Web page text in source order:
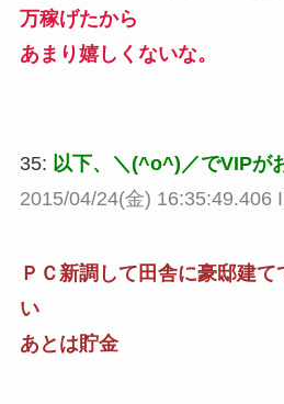
万稼げたから
あまり嬉しくないな。
35: 以下、＼(^o^)／でVIPが
2015/04/24(金) 16:35:49.406
ＰＣ新調して田舎に豪邸建
い
あとは貯金